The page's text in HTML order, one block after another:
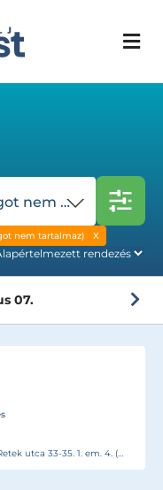
HPV oltás beadás (oltóanyagot nem tartalmaz)
nem tartalmaz)
07.
33-35. 1. em. 4. (kapucsengő: 17)